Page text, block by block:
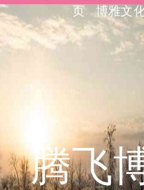
页
博雅文
腾飞